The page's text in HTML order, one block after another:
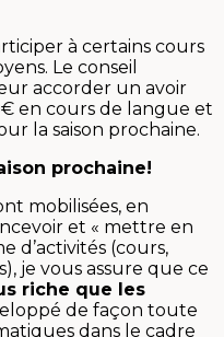
à certains cours
Le conseil
accorder un avoir
en cours de langue et
la saison prochaine.
prochaine!
mobilisées, en
et « mettre en
d’activités (cours,
je vous assure que ce
riche que les
de façon toute
dans le cadre